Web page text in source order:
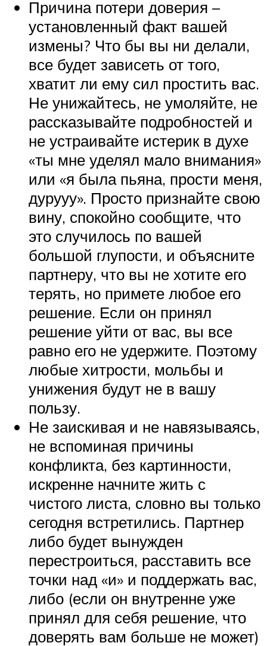
Причина потери доверия –
установленный факт вашей
измены? Что бы вы ни делали,
все будет зависеть от того,
хватит ли ему сил простить вас.
Не унижайтесь, не умоляйте, не
рассказывайте подробностей и
не устраивайте истерик в духе
«ты мне уделял мало внимания»
или «я была пьяна, прости меня,
дурууу». Просто признайте свою
вину, спокойно сообщите, что
это случилось по вашей
большой глупости, и объясните
партнеру, что вы не хотите его
терять, но примете любое его
решение. Если он принял
решение уйти от вас, вы все
равно его не удержите. Поэтому
любые хитрости, мольбы и
унижения будут не в вашу
пользу.
Не заискивая и не навязываясь,
не вспоминая причины
конфликта, без картинности,
искренне начните жить с
чистого листа, словно вы только
сегодня встретились. Партнер
либо будет вынужден
перестроиться, расставить все
точки над «и» и поддержать вас,
либо (если он внутренне уже
принял для себя решение, что
доверять вам больше не может)